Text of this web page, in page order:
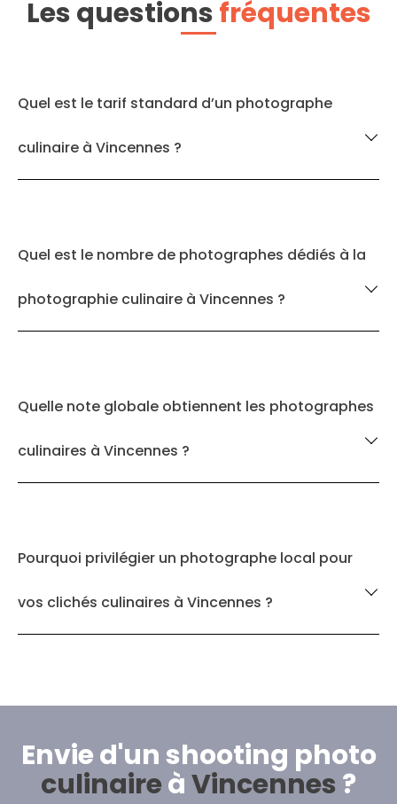
Les questionsfréquentes
Quel est le tarif standard d’un photographe
culinaire à Vincennes ?
Quel est le nombre de photographes dédiés à la
photographie culinaire à Vincennes ?
Quelle note globale obtiennent les photographes
culinaires à Vincennes ?
Pourquoi privilégier un photographe local pour
vos clichés culinaires à Vincennes ?
Envie d'un shooting photo
culinaireàVincennes ?